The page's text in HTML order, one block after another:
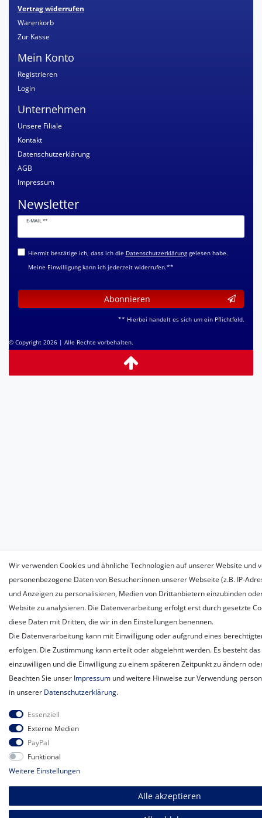
Vertrag widerrufen
Warenkorb
Zur Kasse
Mein Konto
Registrieren
Login
Unternehmen
Unsere Filiale
Kontakt
Datenschutzerklärung
AGB
Impressum
Newsletter
E-MAIL **
Newsletter
Honig
Hiermit bestätige ich, dass ich die Daten­schutz­erklärunggelesen habe.
Meine Einwilligung kann ich jederzeit widerrufen.**
Abonnieren
** Hierbei handelt es sich um ein Pflichtfeld.
© Copyright 2026 | Alle Rechte vorbehalten.
Wir verwenden Cookies und ähnliche Technologien auf unserer Website und
personenbezogene Daten von Besucher:innen unserer Webseite (z.B. IP-
und Anzeigen zu personalisieren, Medien von Drittanbietern einzubinden
Website zu analysieren. Die Datenverarbeitung erfolgt erst durch gesetzte
diese Daten mit Dritten, die wir in den Einstellungen benennen.
Die Datenverarbeitung kann mit Einwilligung oder aufgrund eines
erfolgen. Die Zustimmung kann erteilt oder abgelehnt werden. Es besteht das
einzuwilligen und die Einwilligung zu einem späteren Zeitpunkt zu ändern
Beachten Sie unser Impressum und weitere Hinweise zur Verwendung
in unserer Daten­schutz­erklärung.
Essenziell
Externe Medien
PayPal
Funktional
Weitere Einstellungen
Alle akzeptieren